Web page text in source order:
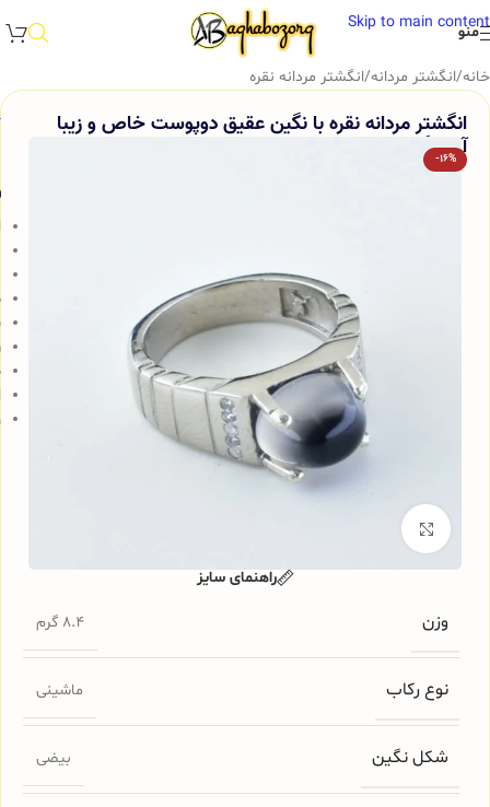
Skip to main content
منو
خانه/انگشتر مردانه/انگشتر مردانه نقره
انگشتر مردانه نقره با نگین عقیق دوپوست خاص و زیبا
آقابزرگ کد 204
-16%
برای بزرگنمایی کلیک کنید
وزن 8.4 گرم
نوع رکاب ماشینی
شکل نگین بیضی
راهنمای سایز